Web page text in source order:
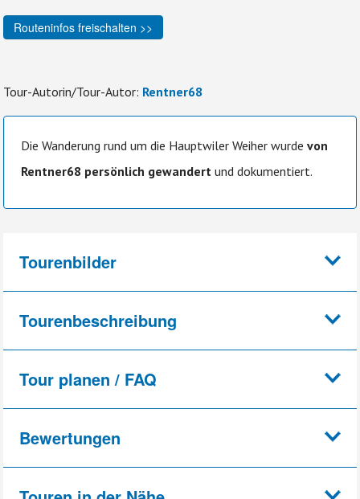
Routeninfos freischalten >>
Tour-Autorin/Tour-Autor: Rentner68
Die Wanderung rund um die Hauptwiler Weiher wurde von
Rentner68 persönlich gewandert und dokumentiert.
Tourenbilder
Tourenbeschreibung
Tour planen / FAQ
Bewertungen